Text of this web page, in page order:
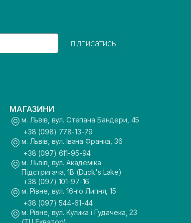
підписатись
МАГАЗИНИ
м. Львів, вул. Степана Бандери, 45
+38 (098) 778-13-79
м. Львів, вул. Івана Франка, 36
+38 (097) 611-95-94
м. Львів, вул. Академіка
Підстригача, 1В (Duck's Lake)
+38 (097) 101-97-16
м. Рівне, вул. 16-го Липня, 15
+38 (097) 544-61-44
м. Рівне, вул. Кулика і Гудачека, 23